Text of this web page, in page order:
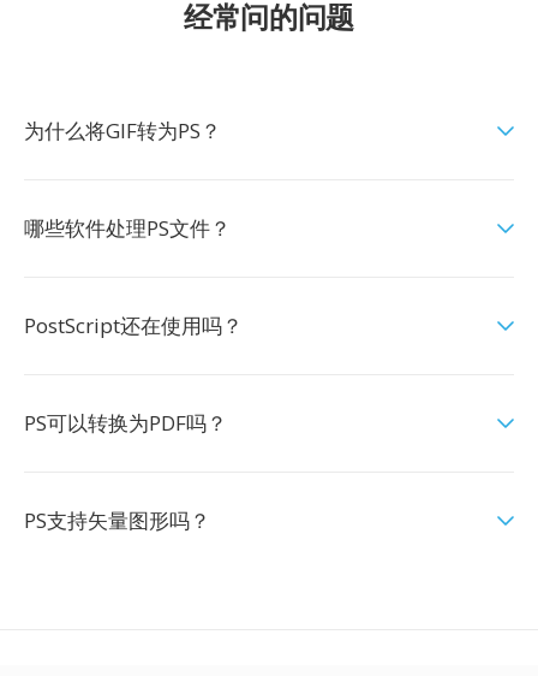
经常问的问题
为什么将GIF转为PS？
哪些软件处理PS文件？
PostScript还在使用吗？
PS可以转换为PDF吗？
PS支持矢量图形吗？